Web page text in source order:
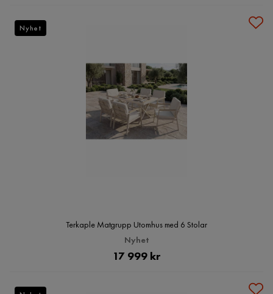
Terkaple Matgrupp Utomhus med 6 Stolar
Nyhet
Pris
17 999 kr
Nyhet